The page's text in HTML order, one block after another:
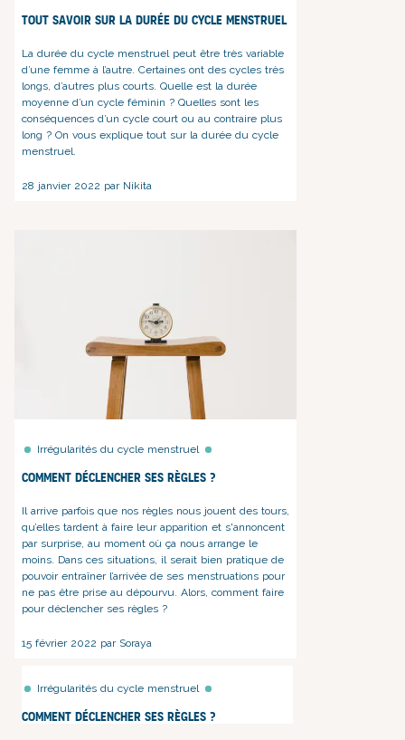
Tout savoir sur la durée du cycle menstruel
La durée du cycle menstruel peut être très variable
d’une femme à l’autre. Certaines ont des cycles très
longs, d’autres plus courts. Quelle est la durée
moyenne d’un cycle féminin ? Quelles sont les
conséquences d’un cycle court ou au contraire plus
long ? On vous explique tout sur la durée du cycle
menstruel.
28 janvier 2022 par Nikita
Irrégularités du cycle menstruel
Comment déclencher ses règles ?
Il arrive parfois que nos règles nous jouent des tours,
qu’elles tardent à faire leur apparition et s'annoncent
par surprise, au moment où ça nous arrange le
moins. Dans ces situations, il serait bien pratique de
pouvoir entraîner l’arrivée de ses menstruations pour
ne pas être prise au dépourvu. Alors, comment faire
pour déclencher ses règles ?
15 février 2022 par Soraya
Irrégularités du cycle menstruel
Comment déclencher ses règles ?